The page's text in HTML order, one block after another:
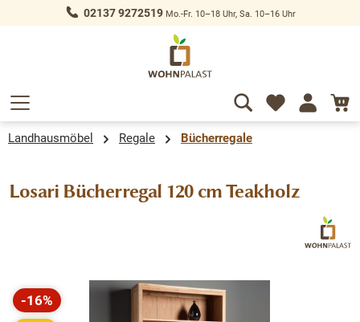
springen 02137 9272519Mo.-Fr. 10–18 Uhr, Sa. 10–16 Uhr
Landhausmöbel Regale Bücherregale
Losari Bücherregal 120 cm Teakholz
Bildergalerie überspringen
-16%
Rabatt